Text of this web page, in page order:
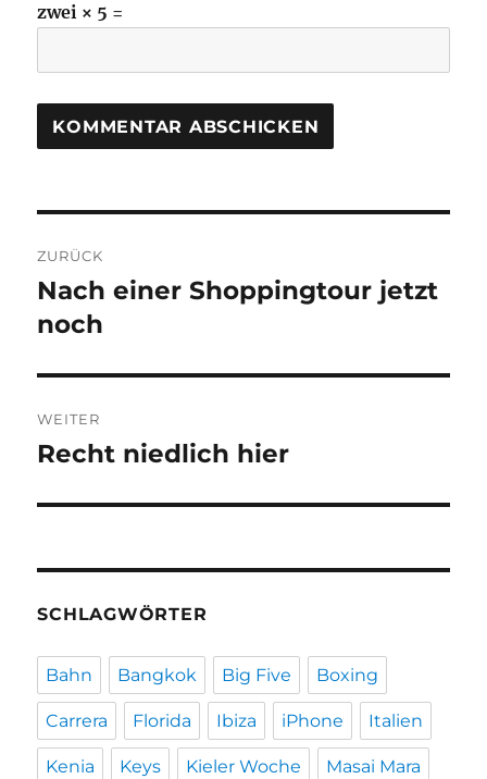
zwei × 5 =
ZURÜCK
Vorheriger
Beitrag:
Nach einer Shoppingtour jetzt
noch
WEITER
Nächster
Recht niedlich hier
SCHLAGWÖRTER
Bahn Bangkok Big Five Boxing
Carrera Florida Ibiza iPhone Italien
Kenia Keys Kieler Woche Masai Mara